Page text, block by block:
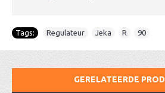
Tags: Regulateur Jeka R 90
GERELATEERDE